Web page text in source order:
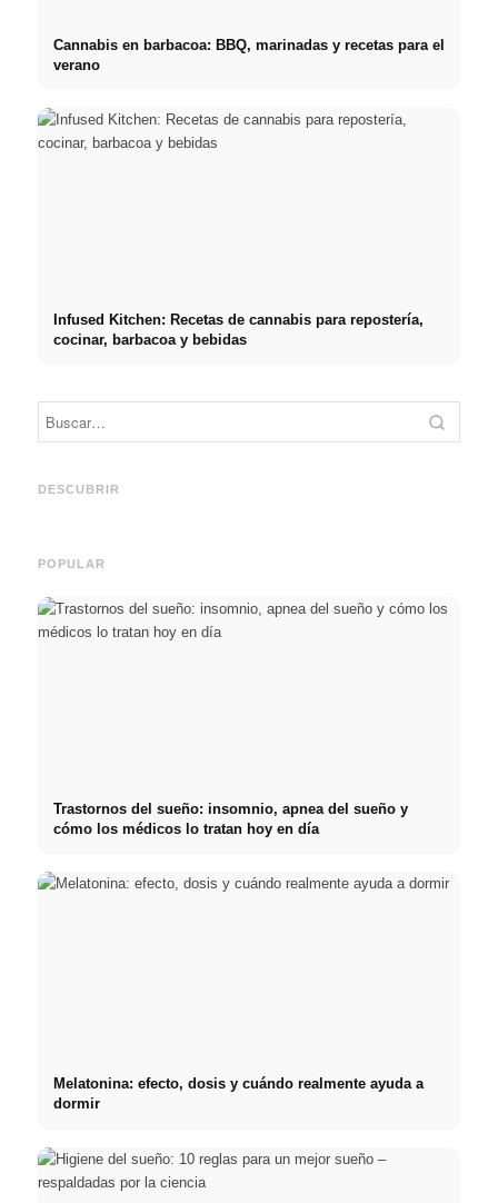
Cannabis en barbacoa: BBQ, marinadas y recetas para el
verano
Infused Kitchen: Recetas de cannabis para repostería,
cocinar, barbacoa y bebidas
DESCUBRIR
Mehr Verkäufe durch gezieltes
POPULAR
Trastornos del sueño: insomnio, apnea del sueño y
cómo los médicos lo tratan hoy en día
Melatonina: efecto, dosis y cuándo realmente ayuda a
dormir